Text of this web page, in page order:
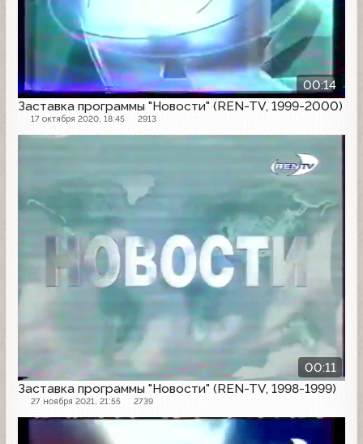
00:14
Заставка программы "Новости" (REN-TV, 1999-2000)
17 октября 2020, 18:45 2913
00:11
Заставка программы "Новости" (REN-TV, 1998-1999)
27 ноября 2021, 21:55 2739
Заставка программы